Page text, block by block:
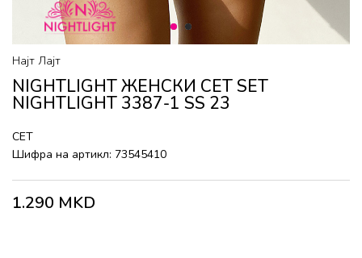
1 2
Најт Лајт
NIGHTLIGHT ЖЕНСКИ СЕТ SET
NIGHTLIGHT 3387-1 SS 23
СЕТ
Шифра на артикл: 73545410
1.290 MKD